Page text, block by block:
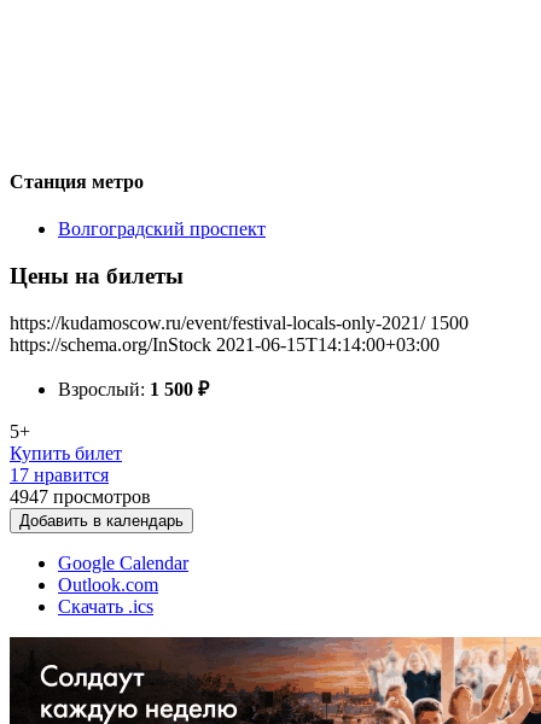
Станция метро
Волгоградский проспект
Цены на билеты
https://kudamoscow.ru/event/festival-locals-only-2021/ 1500
https://schema.org/InStock 2021-06-15T14:14:00+03:00
Взрослый: 1 500 ₽
5+
Купить билет
17 нравится
4947 просмотров
Добавить в календарь
Google Calendar
Outlook.com
Скачать .ics